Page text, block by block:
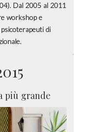
Dal 2005 al 2011
workshop e
di
più grande